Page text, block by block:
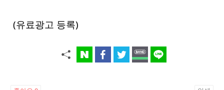
(유료광고 등록)